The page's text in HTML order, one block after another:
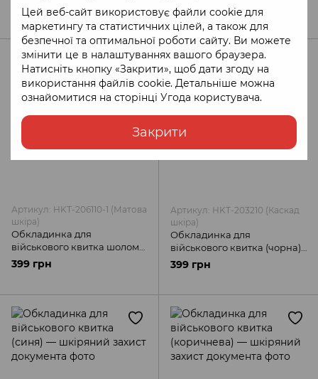
Цей веб-сайт використовує файли cookie для
маркетингу та статистичних цілей, а також для
безпечної та оптимальної роботи сайту. Ви можете
змінити це в налаштуваннях вашого браузера.
Натисніть кнопку «Закрити», щоб дати згоду на
використання файлів cookie. Детальніше можна
ознайомитися на сторінці Угода користувача.
Закрити
399 грн 399 грн
Артикул: HKT-206110-1 (Матова
шкіра)
Обкладинка для
військового квитка шолом
та герб (чорна) — шкіряний
захист документа
399 грн
Артикул: HKT-203210 (Каскад
шкіра)
Обкладинка для
військового квитка (чорна)
— шкіряний захист
документа
399 грн